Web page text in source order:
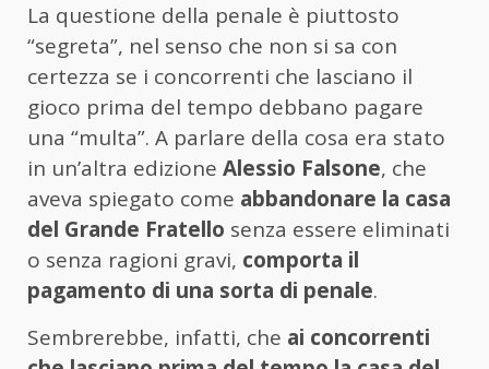
La questione della penale è piuttosto
“segreta”, nel senso che non si sa con
certezza se i concorrenti che lasciano il
gioco prima del tempo debbano pagare
una “multa”. A parlare della cosa era stato
in un’altra edizione Alessio Falsone, che
aveva spiegato come abbandonare la casa
del Grande Fratello senza essere eliminati
o senza ragioni gravi, comporta il
pagamento di una sorta di penale.
Sembrerebbe, infatti, che ai concorrenti